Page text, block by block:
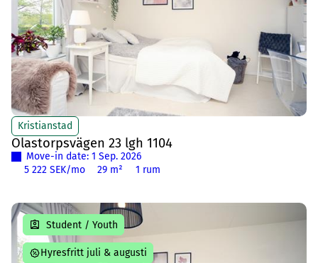
Kristianstad
Olastorpsvägen 23 lgh 1104
Move-in date: 1 Sep. 2026
5 222 SEK/mo
29 m² 1 rum
Student / Youth
Hyresfritt juli & augusti